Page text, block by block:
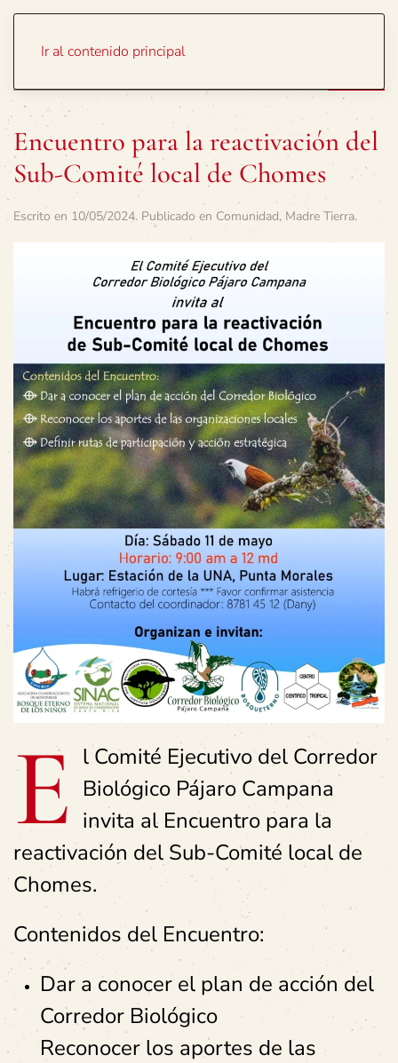
Ir al contenido principal
Encuentro para la reactivación del
Sub-Comité local de Chomes
Escrito en 10/05/2024. Publicado en Comunidad, Madre Tierra.
E l Comité Ejecutivo del Corredor
Biológico Pájaro Campana
invita al Encuentro para la
reactivación del Sub-Comité local de
Chomes.
Contenidos del Encuentro:
Dar a conocer el plan de acción del
Corredor Biológico
Reconocer los aportes de las